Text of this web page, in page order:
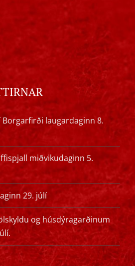
laugardaginn 8.
miðvikudaginn 5.
29. júlí
og húsdýragarðinum